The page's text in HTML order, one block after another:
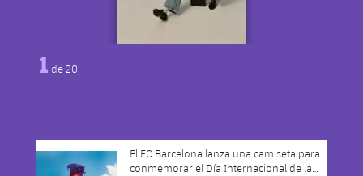
1 de20
FC Barcelona club badge
El FC Barcelona lanza una camiseta para
conmemorar el Día Internacional de la